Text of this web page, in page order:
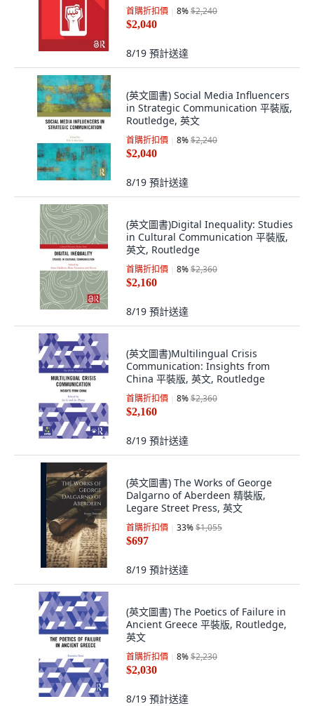
首購折扣價 8%$2,240
$2,040
8/19 預計送達
(英文圖書) Social Media Influencers
in Strategic Communication 平裝版,
Routledge, 英文
首購折扣價 8%$2,240
$2,040
8/19 預計送達
(英文圖書)Digital Inequality: Studies
in Cultural Communication 平裝版,
英文, Routledge
首購折扣價 8%$2,360
$2,160
8/19 預計送達
(英文圖書)Multilingual Crisis
Communication: Insights from
China 平裝版, 英文, Routledge
首購折扣價 8%$2,360
$2,160
8/19 預計送達
(英文圖書) The Works of George
Dalgarno of Aberdeen 精裝版,
Legare Street Press, 英文
首購折扣價 33%$1,055
$697
8/19 預計送達
(英文圖書) The Poetics of Failure in
Ancient Greece 平裝版, Routledge,
英文
首購折扣價 8%$2,230
$2,030
8/19 預計送達